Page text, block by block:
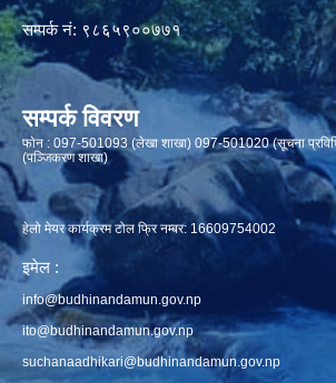
सम्पर्क नं: ९८६५९००७७१
सम्पर्क विवरण
फाेन : 097-501093 (लेखा शाखा) 097-501020 (सूचना
(पञ्जिकरण शाखा)
हेलो मेयर कार्यक्रम टोल फ्रि नम्बर: 16609754002
इमेल :
info@budhinandamun.gov.np
ito@budhinandamun.gov.np
suchanaadhikari@budhinandamun.gov.np